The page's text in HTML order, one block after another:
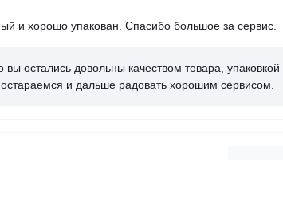
и хорошо упакован. Спасибо большое за сервис.
остались довольны качеством товара, упаковкой
и дальше радовать хорошим сервисом.